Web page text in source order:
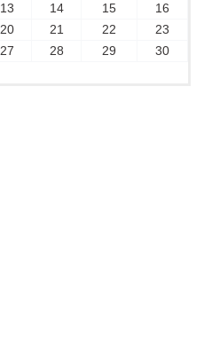
13 14 15
16
20 21 22
23
27 28 29
30